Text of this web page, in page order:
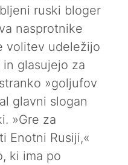
ruski bloger
nasprotnike
volitev udeležijo
glasujejo za
»goljufov
glavni slogan
»Gre za
Enotni Rusiji,«
ki ima po